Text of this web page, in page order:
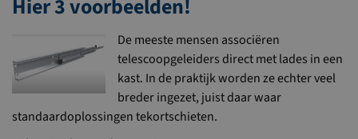
Hier 3 voorbeelden!
De meeste mensen associëren
telescoopgeleiders direct met lades in een
kast. In de praktijk worden ze echter veel
breder ingezet, juist daar waar
standaardoplossingen tekortschieten.